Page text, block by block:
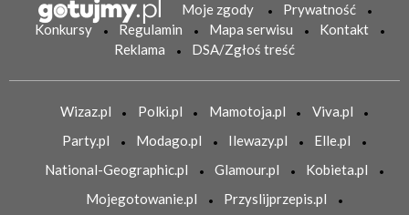
Moje zgody
Prywatność
Konkursy
Regulamin Mapa serwisu
Kontakt
Reklama
DSA/Zgłoś treść
Wizaz.pl Polki.pl Mamotoja.pl
Viva.pl
Party.pl
Modago.pl Ilewazy.pl
Elle.pl
National-Geographic.pl
Glamour.pl
Kobieta.pl
Mojegotowanie.pl
Przyslijprzepis.pl